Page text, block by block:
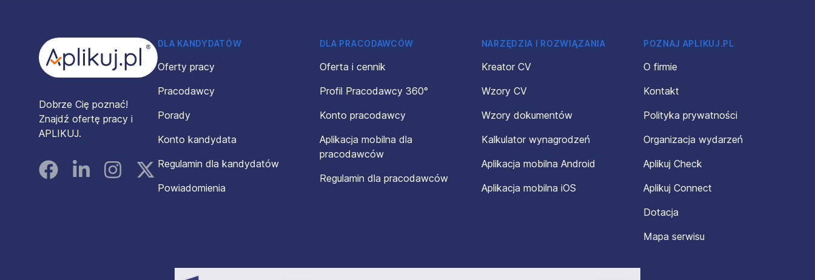
Dobrze Cię poznać!
Znajdź ofertę pracy i
APLIKUJ.
FacebookLinked InInstagramInstagram
DLA KANDYDATÓW
Oferty pracy
Pracodawcy
Porady
Konto kandydata
Regulamin dla kandydatów
Powiadomienia
DLA PRACODAWCÓW
Oferta i cennik
Profil Pracodawcy 360°
Konto pracodawcy
Aplikacja mobilna dla
pracodawców
Regulamin dla pracodawców
NARZĘDZIA I ROZWIĄZANIA
Kreator CV
Wzory CV
Wzory dokumentów
Kalkulator wynagrodzeń
Aplikacja mobilna Android
Aplikacja mobilna iOS
POZNAJ APLIKUJ.PL
O firmie
Kontakt
Polityka prywatności
Organizacja wydarzeń
Aplikuj Check
Aplikuj Connect
Dotacja
Mapa serwisu